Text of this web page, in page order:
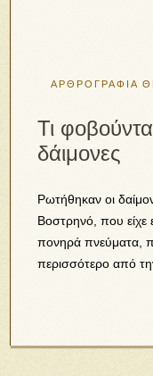
ΑΡΘΡΟΓΡΑΦΙΑ
Τι
δάιμονες
Ρωτήθηκαν οι
Βοστρηνό, που
πονηρά πνεύματα,
περισσότερο από